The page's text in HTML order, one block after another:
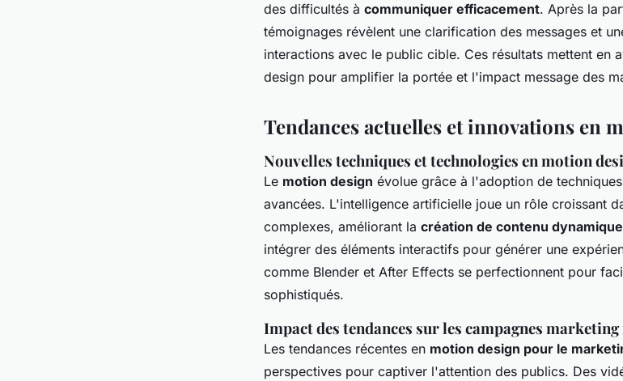
des difficultés à communiquer efficacement. Après la
témoignages révèlent une clarification des messages et
interactions avec le public cible. Ces résultats mettent en
design pour amplifier la portée et l'impact message des
Tendances actuelles et innovations en
Nouvelles techniques et technologies en motion
Le motion design évolue grâce à l'adoption de
avancées. L'intelligence artificielle joue un rôle croissant
complexes, améliorant la création de contenu dynamique
intégrer des éléments interactifs pour générer une
comme Blender et After Effects se perfectionnent pour
sophistiqués.
Impact des tendances sur les campagnes
Les tendances récentes en motion design pour le
perspectives pour captiver l'attention des publics. Des